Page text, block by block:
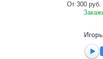
От 300 руб.